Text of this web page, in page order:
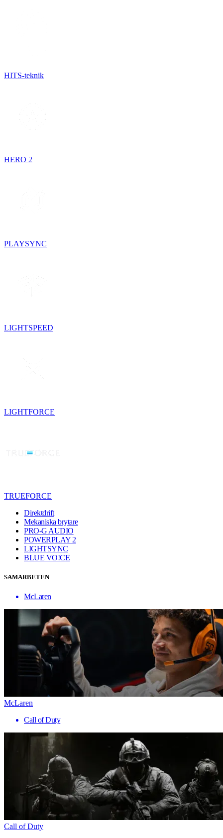
HITS-teknik
HERO 2
PLAYSYNC
LIGHTSPEED
LIGHTFORCE
TRUEFORCE
Direktdrift
Mekaniska brytare
PRO-G AUDIO
POWERPLAY 2
LIGHTSYNC
BLUE VO!CE
SAMARBETEN
McLaren
McLaren
Call of Duty
Call of Duty